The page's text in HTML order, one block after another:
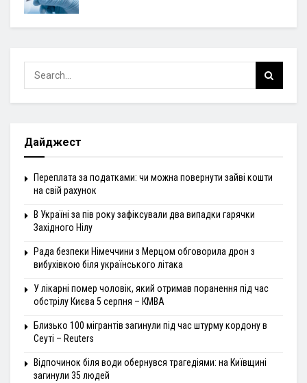
Дайджест
Переплата за податками: чи можна повернути зайві кошти
на свій рахунок
В Україні за пів року зафіксували два випадки гарячки
Західного Нілу
Рада безпеки Німеччини з Мерцом обговорила дрон з
вибухівкою біля українського літака
У лікарні помер чоловік, який отримав поранення під час
обстрілу Києва 5 серпня – КМВА
Близько 100 мігрантів загинули під час штурму кордону в
Сеуті – Reuters
Відпочинок біля води обернувся трагедіями: на Київщині
загинули 35 людей